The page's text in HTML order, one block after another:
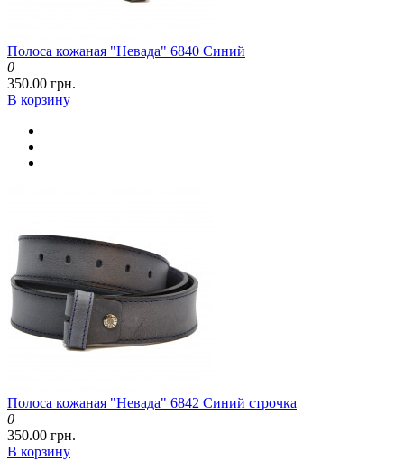
Полоса кожаная "Невада" 6840 Синий
0
350.00 грн.
В корзину
Полоса кожаная "Невада" 6842 Синий строчка
0
350.00 грн.
В корзину